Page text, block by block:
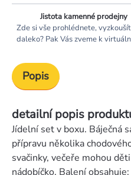
Jistota kamenné prodejny
Zde si vše prohlédnete,
daleko? Pak Vás zveme k
Popis
detailní popis
Jídelní set v boxu. Báječná
přípravu několika
svačinky, večeře mohou
nádobíčko. Balení